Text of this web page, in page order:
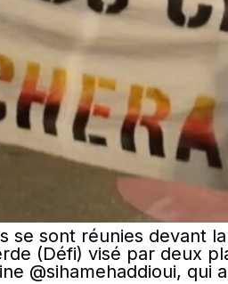
se sont réunies devant
(Défi) visé par deux
@sihamehaddioui,